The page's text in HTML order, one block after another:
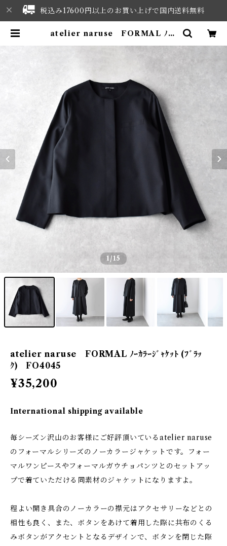
税込み17600円以上のお買い上げで国内送料無料
atelier naruse FORMAL ﾉｰｶ
RTHWEST SELECT
1/15
atelier naruse FORMAL ﾉｰｶﾗｰｼﾞｬｹｯﾄ (ﾌﾞﾗｯ
ｸ) FO4045
¥35,200
International shipping available
毎シーズン沢山のお客様にご好評頂いているatelier naruse
のフォーマルシリーズのノーカラージャケットです。フォー
マルワンピースやフォーマルガウチョパンツとのセットアッ
プで着ていただける同素材のジャケットになりますよ。
程よい開き具合のノーカラーの襟元はアクセサリーなどとの
相性も良く、また、ボタンをあけて着用した際に共布のくる
みボタンがアクセントとなるデザインで、ボタンを閉じた際